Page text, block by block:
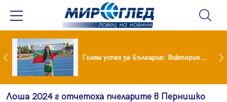
Когато всичко те дразни: тези трикове променят настроението за минути Голям успех за България: Виктория Ангелова грабна световна титла в тройния скок
Лоша 2024 г отчетоха пчеларите в Пернишко